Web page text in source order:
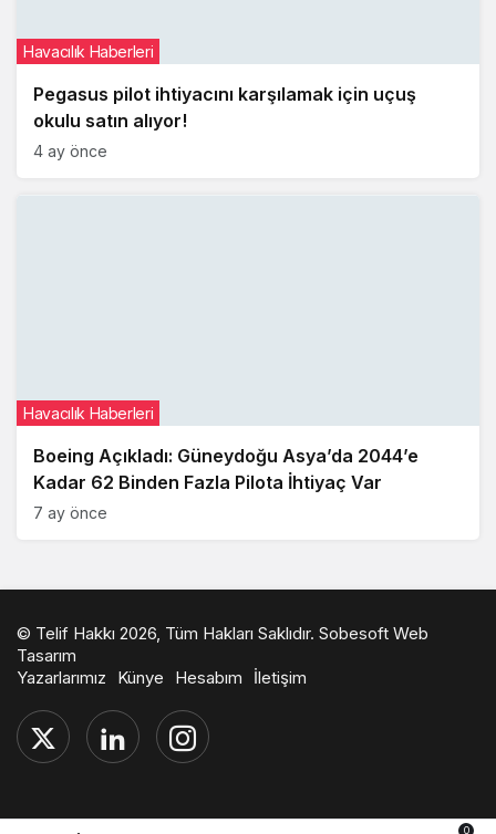
Pegasus pilot ihtiyacını karşılamak için uçuş
okulu satın alıyor!
Havacılık Haberleri
4 ay önce
Boeing Açıkladı: Güneydoğu Asya’da 2044’e
Kadar 62 Binden Fazla Pilota İhtiyaç Var
Havacılık Haberleri
7 ay önce
© Telif Hakkı 2026, Tüm Hakları Saklıdır. Sobesoft Web
Tasarım
Yazarlarımız
Künye Hesabım İletişim
0